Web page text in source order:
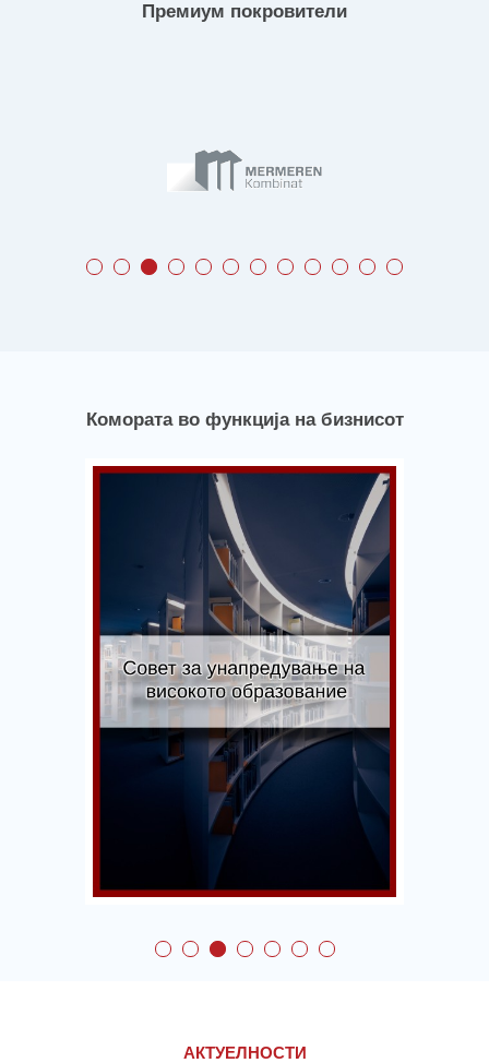
Премиум покровители
Комората во функција на бизнисот
Совет за
квалитетот на
тренингот и обуките
АКТУЕЛНОСТИ